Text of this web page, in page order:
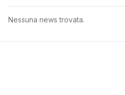
Nessuna news trovata.